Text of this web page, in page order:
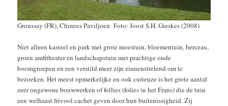
Groussay (FR), Chinees Paviljoen Foto: Joost S.H. Gieskes (2008)
Niet alleen kasteel en park met grote moestuin, bloementuin, berceau,
groen amfitheater en landschapstuin met prachtige oude
boomgroepen en een verstild meer zijn zinnenstrelend om te
bezoeken. Het meest opmerkelijke en ook curieuze is het grote aantal
zeer ongewone bouwwerken of follies (folies in het Frans) die de tuin
een welhaast frivool cachet geven door hun buitenissigheid. Zij